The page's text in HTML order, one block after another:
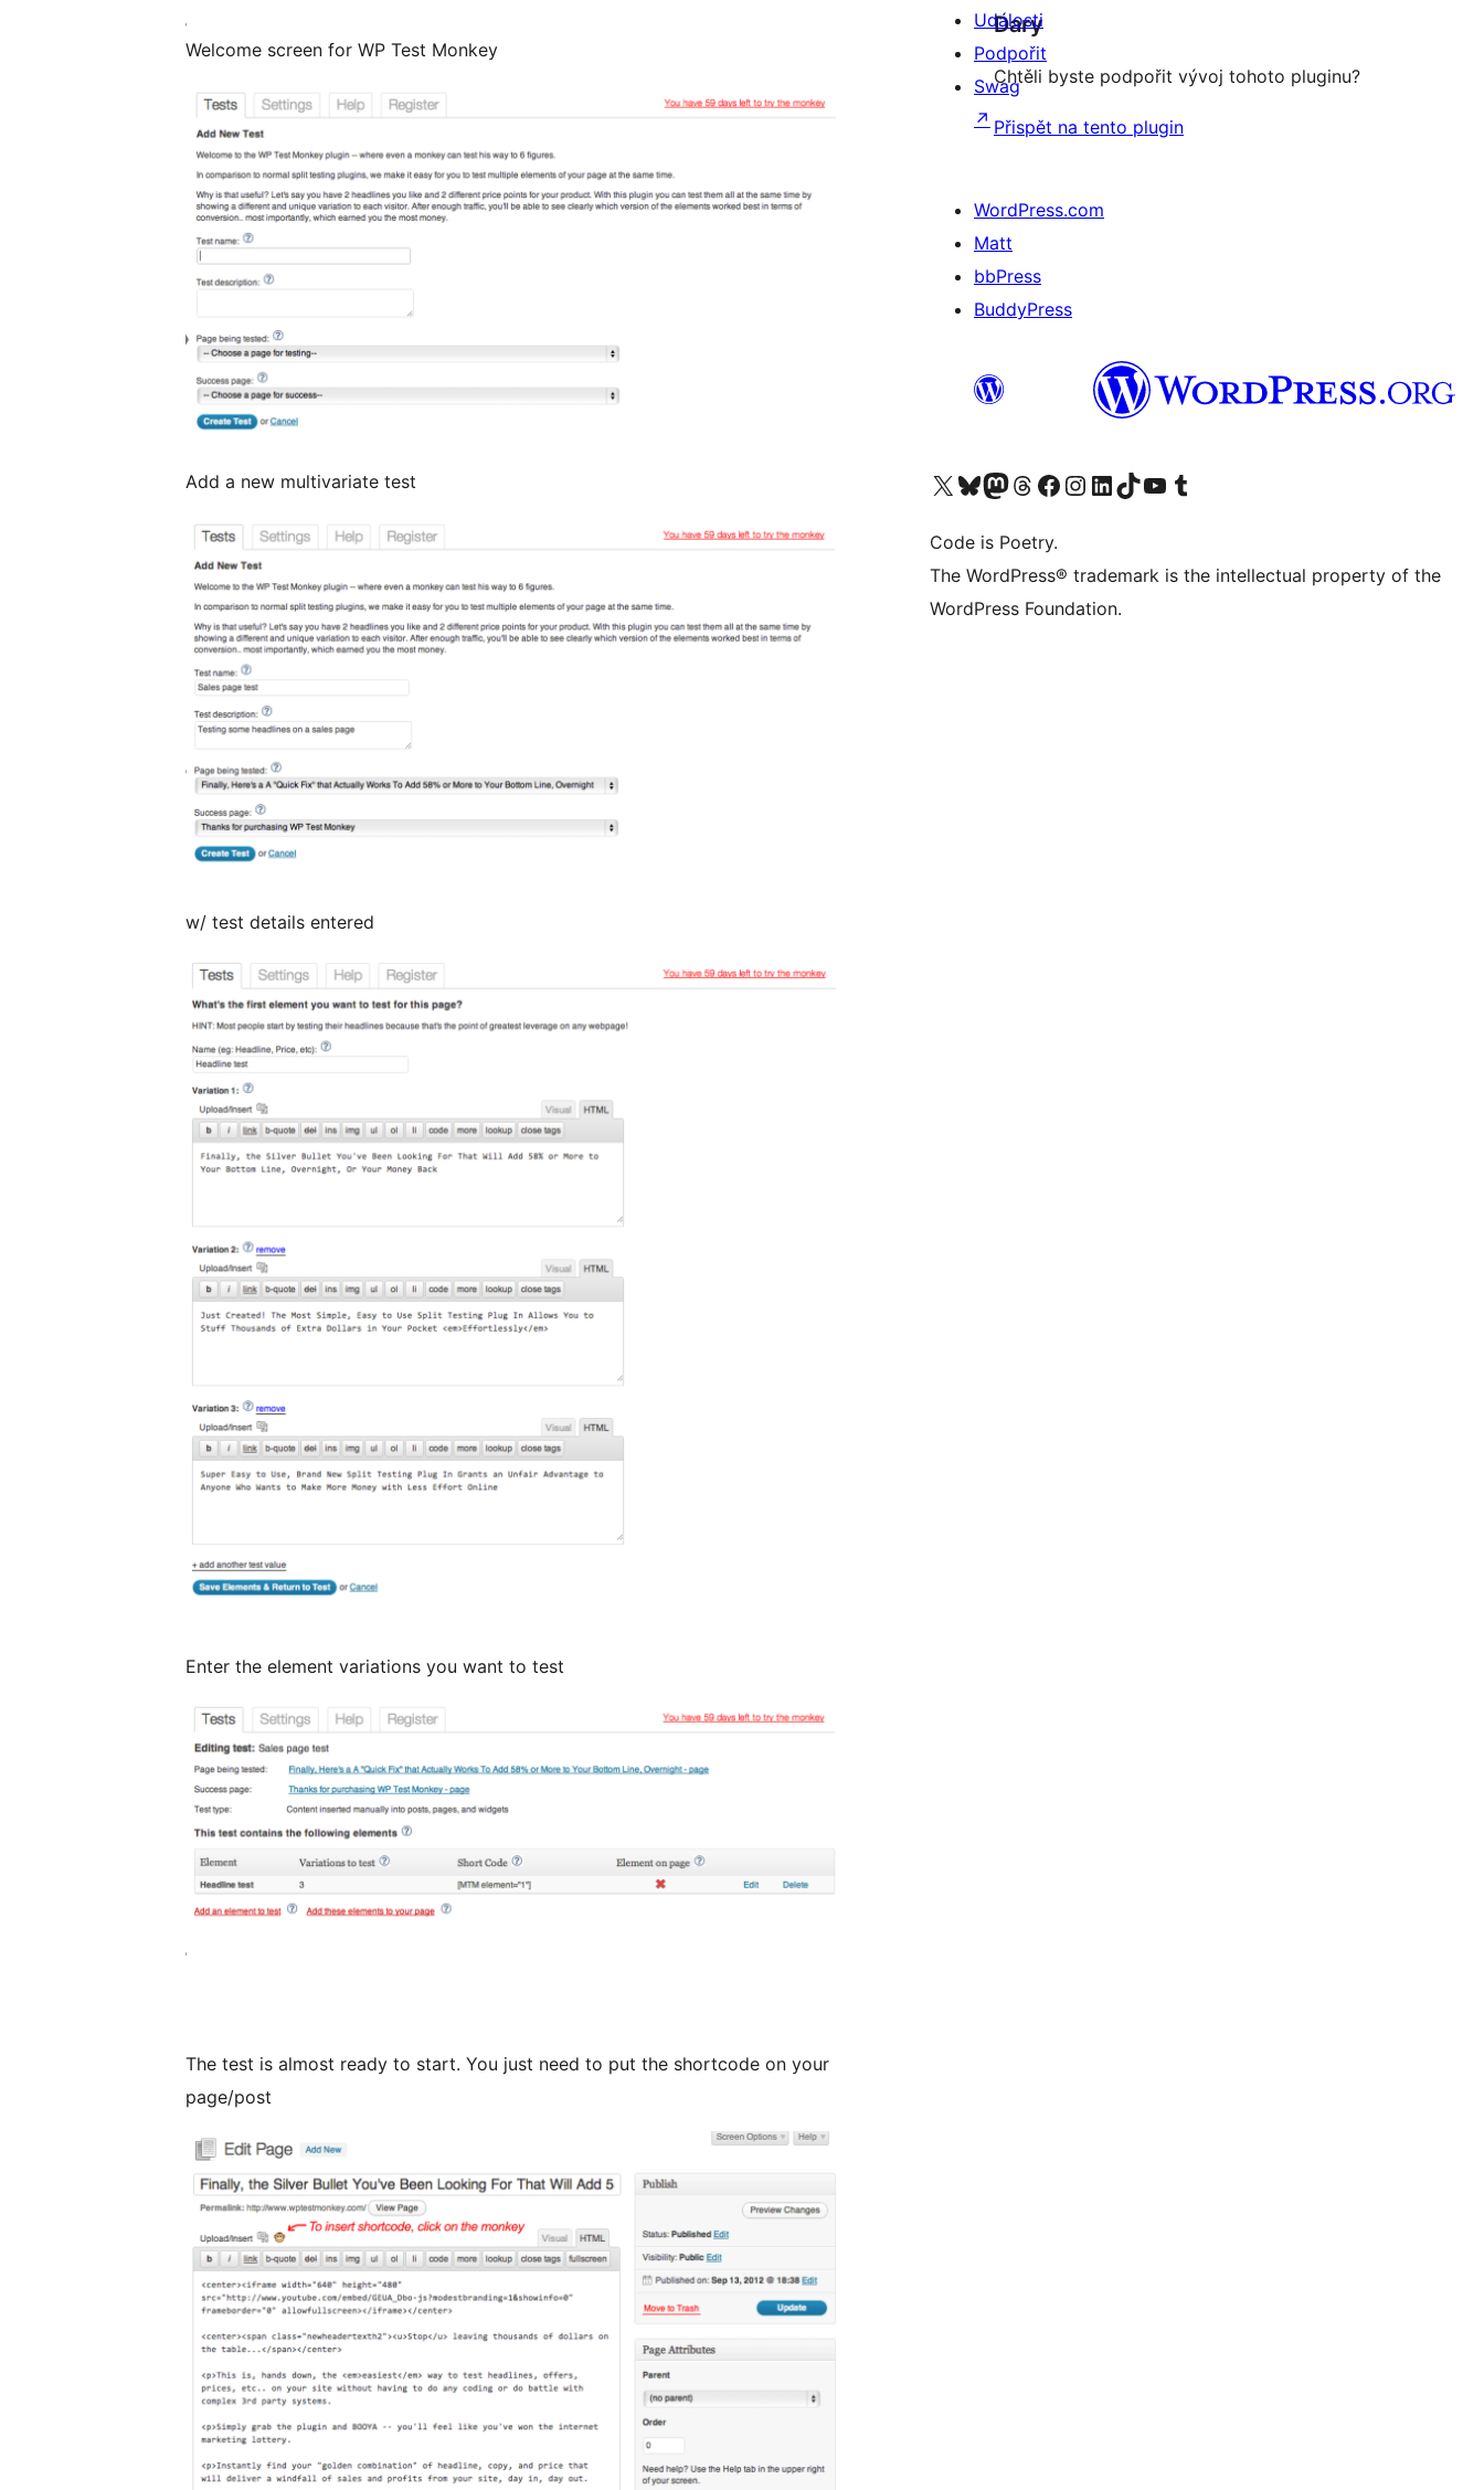
Welcome screen for WP Test Monkey
Add a new multivariate test
w/ test details entered
Enter the element variations you want to test
The test is almost ready to start. You just need to put the shortcode on your
page/post
Dary
Chtěli byste podpořit vývoj tohoto pluginu?
Přispět na tento plugin
Události
Podpořit
Swag
↗
WordPress.com
Matt
bbPress
BuddyPress
Navštivte náš účet na X (dříve Twitter)
Navštivte náš Bluesky účetNavštivte náš účet Mastodon
Navštivte náš Threads účetNavštivte naši stránku na Facebooku
Navštivte náš Instagram účetNavštivte náš LinkedIn účetNavštivte náš TikTok účetNavštivte náš YouTube kanálNavštivte náš Tumblr účet
Code is Poetry.
The WordPress® trademark is the intellectual property of the
WordPress Foundation.